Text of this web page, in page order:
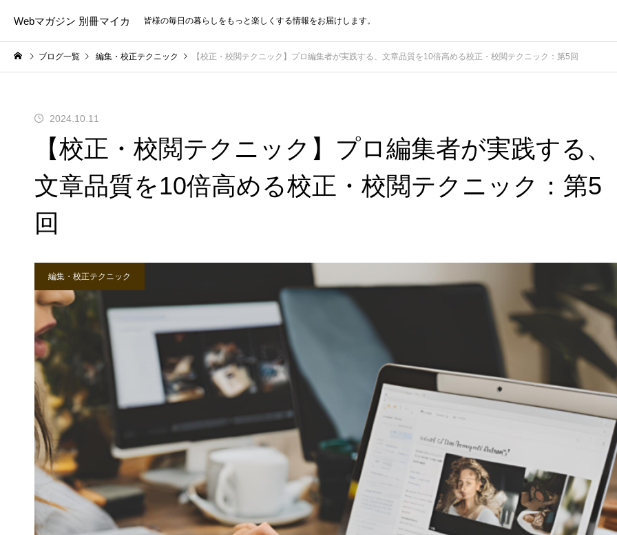
Webマガジン 別冊マイカ 皆様の毎日の暮らしをもっと楽しくする情報をお届けします。
ブログ一覧 編集・校正テクニック 【校正・校閲テクニック】プロ編集者が実践する、文章品質を10倍高める校正・校閲テクニック：第5回
2024.10.11
【校正・校閲テクニック】プロ編集者が実践する、
文章品質を10倍高める校正・校閲テクニック：第5
回
編集・校正テクニック